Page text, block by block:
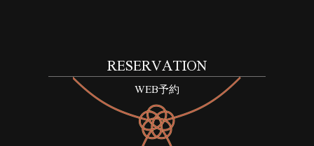
RESERVATION
WEB予約